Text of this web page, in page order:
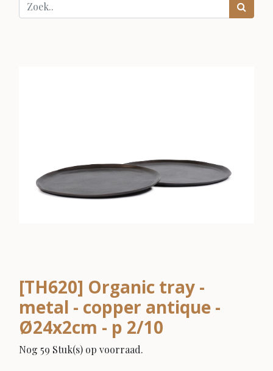
[TH620] Organic tray -
metal - copper antique -
Ø24x2cm - p 2/10
Nog 59 Stuk(s) op voorraad.